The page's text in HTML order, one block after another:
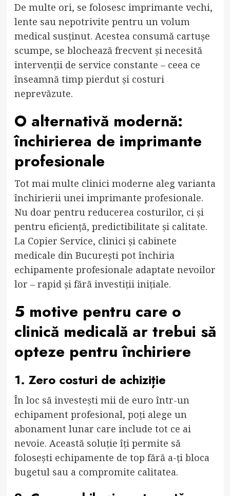
De multe ori, se folosesc imprimante vechi,
lente sau nepotrivite pentru un volum
medical susținut. Acestea consumă cartușe
scumpe, se blochează frecvent și necesită
intervenții de service constante – ceea ce
înseamnă timp pierdut și costuri
neprevăzute.
O alternativă modernă:
închirierea de imprimante
profesionale
Tot mai multe clinici moderne aleg varianta
închirierii unei imprimante profesionale.
Nu doar pentru reducerea costurilor, ci și
pentru eficiență, predictibilitate și calitate.
La Copier Service, clinici și cabinete
medicale din București pot închiria
echipamente profesionale adaptate nevoilor
lor – rapid și fără investiții inițiale.
5 motive pentru care o
clinică medicală ar trebui să
opteze pentru închiriere
1. Zero costuri de achiziție
În loc să investești mii de euro într-un
echipament profesional, poți alege un
abonament lunar care include tot ce ai
nevoie. Această soluție îți permite să
folosești echipamente de top fără a-ți bloca
bugetul sau a compromite calitatea.